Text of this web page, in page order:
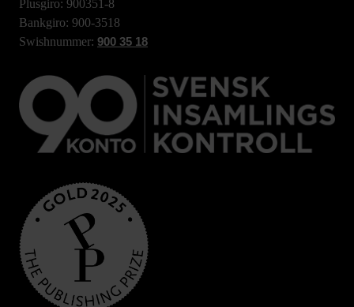
Plusgiro: 900351-8
Bankgiro: 900-3518
Swishnummer: 900 35 18